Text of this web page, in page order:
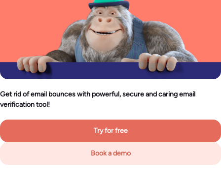
Get rid of email bounces with powerful, secure and caring email
verification tool!
Try for free
Book a demo